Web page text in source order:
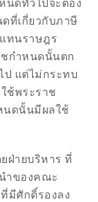
ที่เกี่ยวกับภาษี
ทนราษฎร
กำหนดนั้นตก
ป แต่ไม่กระทบ
ช้พระราช
นดนั้นมีผลใช้
ฝ่ายบริหาร ที่
ำของคณะ
มีศักดิ์รองลง